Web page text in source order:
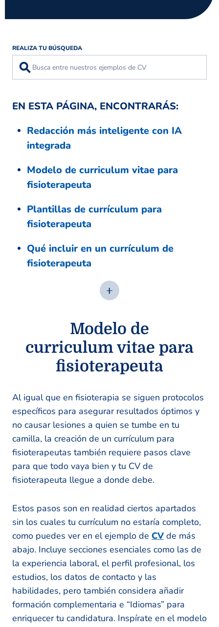
REALIZA TU BÚSQUEDA
⚲
EN ESTA PÁGINA, ENCONTRARÁS:
Redacción más inteligente con IA
integrada
Modelo de curriculum vitae para
fisioterapeuta
Plantillas de currículum para
fisioterapeuta
Qué incluir en un currículum de
fisioterapeuta
Modelo de
curriculum vitae para
fisioterapeuta
Al igual que en fisioterapia se siguen protocolos
específicos para asegurar resultados óptimos y
no causar lesiones a quien se tumbe en tu
camilla, la creación de un currículum para
fisioterapeutas también requiere pasos clave
para que todo vaya bien y tu CV de
fisioterapeuta llegue a donde debe.
Estos pasos son en realidad ciertos apartados
sin los cuales tu currículum no estaría completo,
como puedes ver en el ejemplo de CV de más
abajo. Incluye secciones esenciales como las de
la experiencia laboral, el perfil profesional, los
estudios, los datos de contacto y las
habilidades, pero también considera añadir
formación complementaria e “Idiomas” para
enriquecer tu candidatura. Inspírate en el modelo